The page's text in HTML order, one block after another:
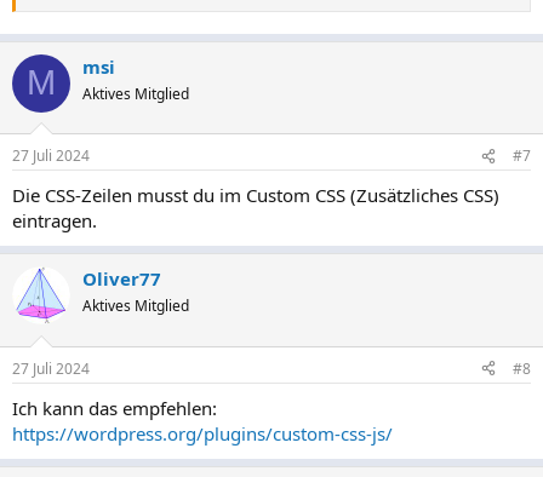
M msi
Aktives Mitglied
27 Juli 2024 #7
Die CSS-Zeilen musst du im Custom CSS (Zusätzliches CSS)
eintragen.
Oliver77
Aktives Mitglied
27 Juli 2024 #8
Ich kann das empfehlen:
https://wordpress.org/plugins/custom-css-js/